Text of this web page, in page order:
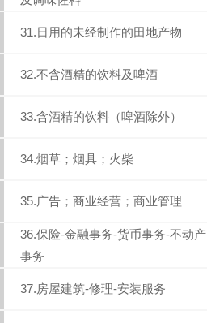
31.日用的未经制作的田地产物
32.不含酒精的饮料及啤酒
33.含酒精的饮料（啤酒除外）
34.烟草；烟具；火柴
35.广告；商业经营；商业管理
36.保险-金融事务-货币事务-不动产
事务
37.房屋建筑-修理-安装服务